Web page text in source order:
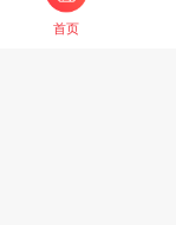
初级会计职称
首页